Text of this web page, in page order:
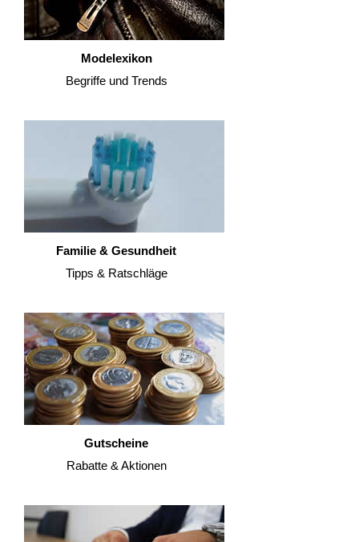
Modelexikon
Begriffe und Trends
Familie & Gesundheit
Tipps & Ratschläge
Gutscheine
Rabatte & Aktionen